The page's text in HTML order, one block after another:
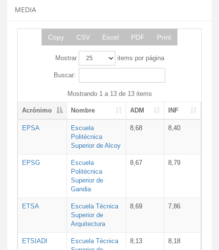
MEDIA
Copy CSV Excel PDF Print
Mostrar items por página
Buscar:
Mostrando 1 a 13 de 13 items
Acrónimo Nombre ADM INF
EPSA
Escuela
Politécnica
Superior de Alcoy
8,68 8,40
EPSG
Escuela
Politécnica
Superior de
Gandia
8,67 8,79
ETSA
Escuela Técnica
Superior de
Arquitectura
8,69 7,86
ETSIADI
Escuela Técnica
8,13 8,18